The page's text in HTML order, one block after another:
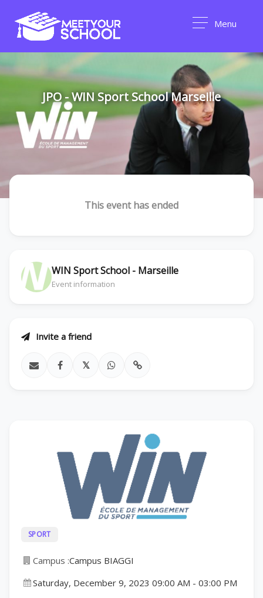
Menu
JPO - WIN Sport School Marseille
SPORT
Campus :Campus BIAGGI
Saturday, December 9, 2023 09:00 AM - 03:00 PM
This event has ended
WIN Sport School - Marseille
Event information
Invite a friend
𝕏